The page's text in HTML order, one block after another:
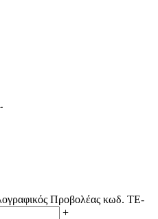
Προβολέας κωδ. TE-
+